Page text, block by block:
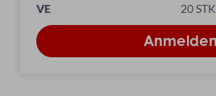
VE
20 STK